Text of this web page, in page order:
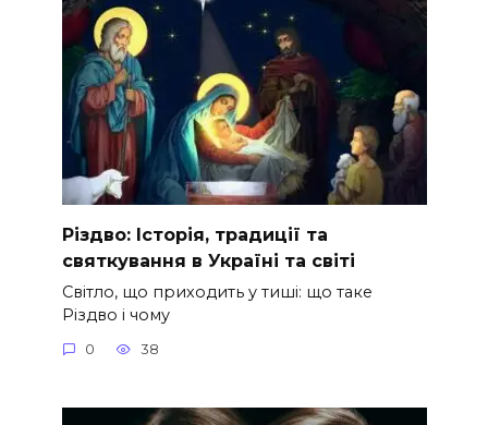
Різдво: Історія, традиції та
святкування в Україні та світі
Світло, що приходить у тиші: що таке
Різдво і чому
0 38